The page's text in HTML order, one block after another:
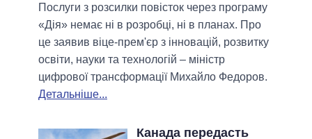
Послуги з розсилки повісток через програму
«Дія» немає ні в розробці, ні в планах. Про
це заявив віце-прем'єр з інновацій, розвитку
освіти, науки та технологій – міністр
цифрової трансформації Михайло Федоров.
Детальніше...
Канада передасть